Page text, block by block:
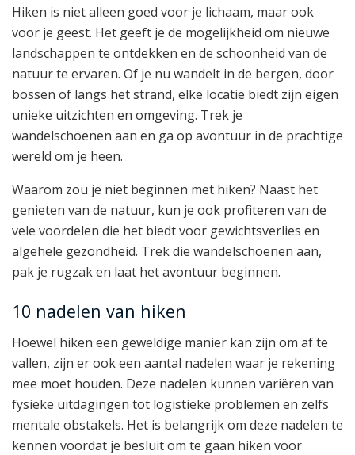
Hiken is niet alleen goed voor je lichaam, maar ook
voor je geest. Het geeft je de mogelijkheid om nieuwe
landschappen te ontdekken en de schoonheid van de
natuur te ervaren. Of je nu wandelt in de bergen, door
bossen of langs het strand, elke locatie biedt zijn eigen
unieke uitzichten en omgeving. Trek je
wandelschoenen aan en ga op avontuur in de prachtige
wereld om je heen.
Waarom zou je niet beginnen met hiken? Naast het
genieten van de natuur, kun je ook profiteren van de
vele voordelen die het biedt voor gewichtsverlies en
algehele gezondheid. Trek die wandelschoenen aan,
pak je rugzak en laat het avontuur beginnen.
10 nadelen van hiken
Hoewel hiken een geweldige manier kan zijn om af te
vallen, zijn er ook een aantal nadelen waar je rekening
mee moet houden. Deze nadelen kunnen variëren van
fysieke uitdagingen tot logistieke problemen en zelfs
mentale obstakels. Het is belangrijk om deze nadelen te
kennen voordat je besluit om te gaan hiken voor